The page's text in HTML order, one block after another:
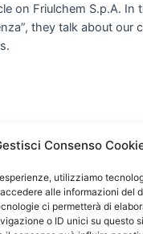
Consenso
utilizziamo
alle informazioni del
ci permetterà di
o ID unici su questo
on Friulchem S.p.A. In
they talk about our
Next